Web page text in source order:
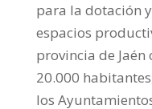
para la dotación
espacios
provincia de
20.000
los